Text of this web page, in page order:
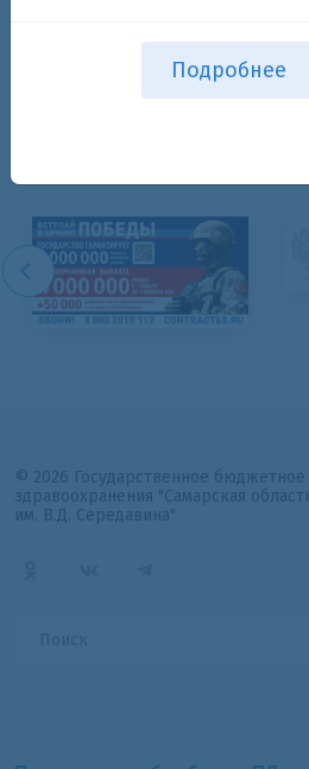
Возврат к списку
© 2026 Государственное
здравоохранения "Самарская
им. В.Д. Середавина"
Подробнее